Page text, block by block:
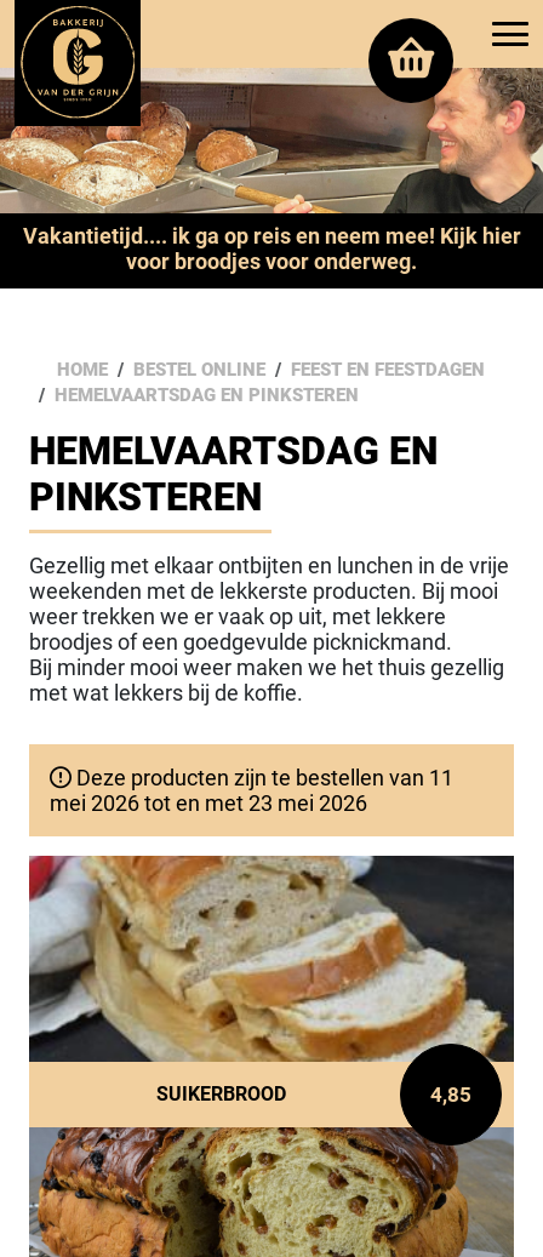
Vakantietijd.... ik ga op reis en neem mee! Kijk hier
voor broodjes voor onderweg.
HOME BESTEL ONLINE
FEEST EN FEESTDAGEN
HEMELVAARTSDAG EN PINKSTEREN
HEMELVAARTSDAG EN
PINKSTEREN
Gezellig met elkaar ontbijten en lunchen in de vrije
weekenden met de lekkerste producten. Bij mooi
weer trekken we er vaak op uit, met lekkere
broodjes of een goedgevulde picknickmand.
Bij minder mooi weer maken we het thuis gezellig
met wat lekkers bij de koffie.
Deze producten zijn te bestellen van 11
mei 2026 tot en met 23 mei 2026
SUIKERBROOD 4,85